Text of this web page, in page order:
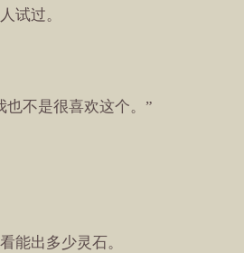
试过。
也不是很喜欢这个。”
能出多少灵石。